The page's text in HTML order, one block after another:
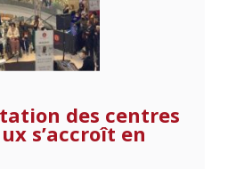
des centres
s’accroît en